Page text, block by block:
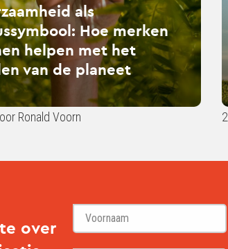
als
Hoe merken
helpen met het
van de planeet
Ronald Voorn
over